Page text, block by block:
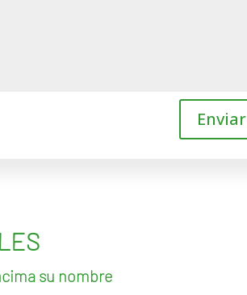
Enviar
su nombre